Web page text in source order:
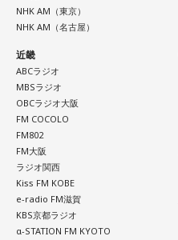
NHK AM（東京）
NHK AM（名古屋）
近畿
ABCラジオ
MBSラジオ
OBCラジオ大阪
FM COCOLO
FM802
FM大阪
ラジオ関西
Kiss FM KOBE
e-radio FM滋賀
KBS京都ラジオ
α-STATION FM KYOTO